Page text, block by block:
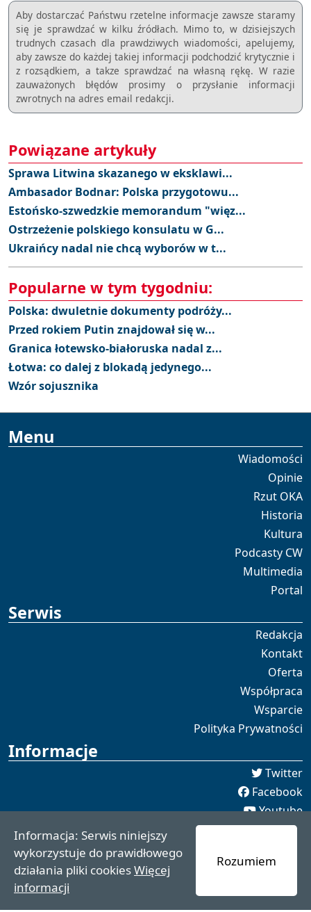
Aby dostarczać Państwu rzetelne informacje zawsze staramy
się je sprawdzać w kilku źródłach. Mimo to, w dzisiejszych
trudnych czasach dla prawdziwych wiadomości, apelujemy,
aby zawsze do każdej takiej informacji podchodzić krytycznie i
z rozsądkiem, a takze sprawdzać na własną rękę. W razie
zauważonych błędów prosimy o przysłanie informacji
zwrotnych na adres email redakcji.
Powiązane artykuły
Sprawa Litwina skazanego w eksklawi...
Ambasador Bodnar: Polska przygotowu...
Estońsko-szwedzkie memorandum "więz...
Ostrzeżenie polskiego konsulatu w G...
Ukraińcy nadal nie chcą wyborów w t...
Popularne w tym tygodniu:
Polska: dwuletnie dokumenty podróży...
Przed rokiem Putin znajdował się w...
Granica łotewsko-białoruska nadal z...
Łotwa: co dalej z blokadą jedynego...
Wzór sojusznika
Menu
Wiadomości
Opinie
Rzut OKA
Historia
Kultura
Podcasty CW
Multimedia
Portal
Serwis
Redakcja
Kontakt
Oferta
Współpraca
Wsparcie
Polityka Prywatności
Informacje
Twitter
Facebook
Youtube
Spotify
redakcja [[]] czaswschodni.pl
czaswschodni.pl 2021 - 2025
Informacja: Serwis niniejszy
wykorzystuje do prawidłowego
działania pliki cookiesWięcej
informacji
Rozumiem